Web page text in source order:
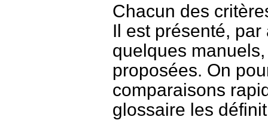
Chacun des
Il est présenté,
quelques
proposées. On
comparaisons
glossaire les